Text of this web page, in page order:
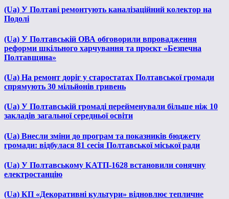
(Ua) У Полтаві ремонтують каналізаційний колектор на
Подолі
(Ua) У Полтавській ОВА обговорили впровадження
реформи шкільного харчування та проєкт «Безпечна
Полтавщина»
(Ua) На ремонт доріг у старостатах Полтавської громади
спрямують 30 мільйонів гривень
(Ua) У Полтавській громаді перейменували більше ніж 10
закладів загальної середньої освіти
(Ua) Внесли зміни до програм та показників бюджету
громади: відбулася 81 сесія Полтавської міської ради
(Ua) У Полтавському КАТП-1628 встановили сонячну
електростанцію
(Ua) КП «Декоративні культури» відновлює тепличне